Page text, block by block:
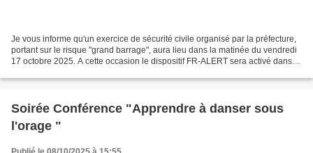
Je vous informe qu'un exercice de sécurité civile organisé par la préfecture,
portant sur le risque "grand barrage", aura lieu dans la matinée du vendredi
17 octobre 2025. A cette occasion le dispositif FR-ALERT sera activé dans
Soirée Conférence "Apprendre à danser sous
l'orage "